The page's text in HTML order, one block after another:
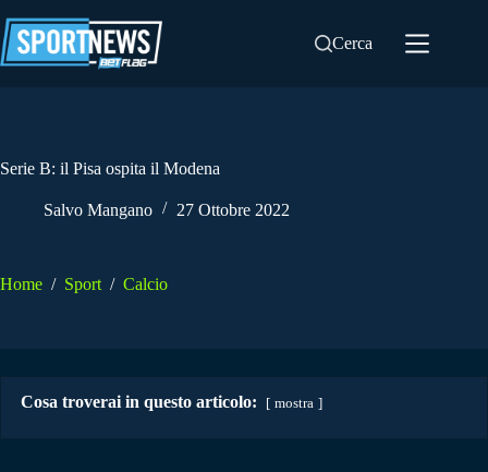
al
contenuto
Cerca
Serie B: il Pisa ospita il Modena
Salvo Mangano 27 Ottobre 2022
Home / Sport / Calcio
Cosa troverai in questo articolo: mostra